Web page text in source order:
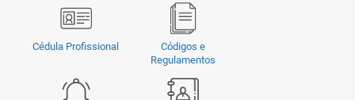
Cédula Profissional
Códigos e
Regulamentos